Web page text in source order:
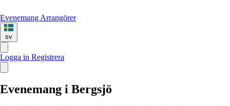
Evenemang Arrangörer
sv
Logga in Registrera
Evenemang i Bergsjö